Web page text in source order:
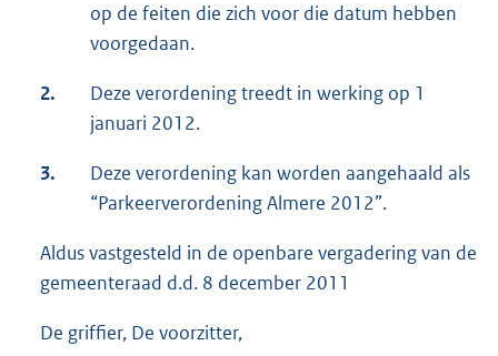
op de feiten die zich voor die datum hebben
voorgedaan.
2.
Deze verordening treedt in werking op 1
januari 2012.
3.
Deze verordening kan worden aangehaald als
“Parkeerverordening Almere 2012”.
Aldus vastgesteld in de openbare vergadering van de
gemeenteraad d.d. 8 december 2011
De griffier, De voorzitter,